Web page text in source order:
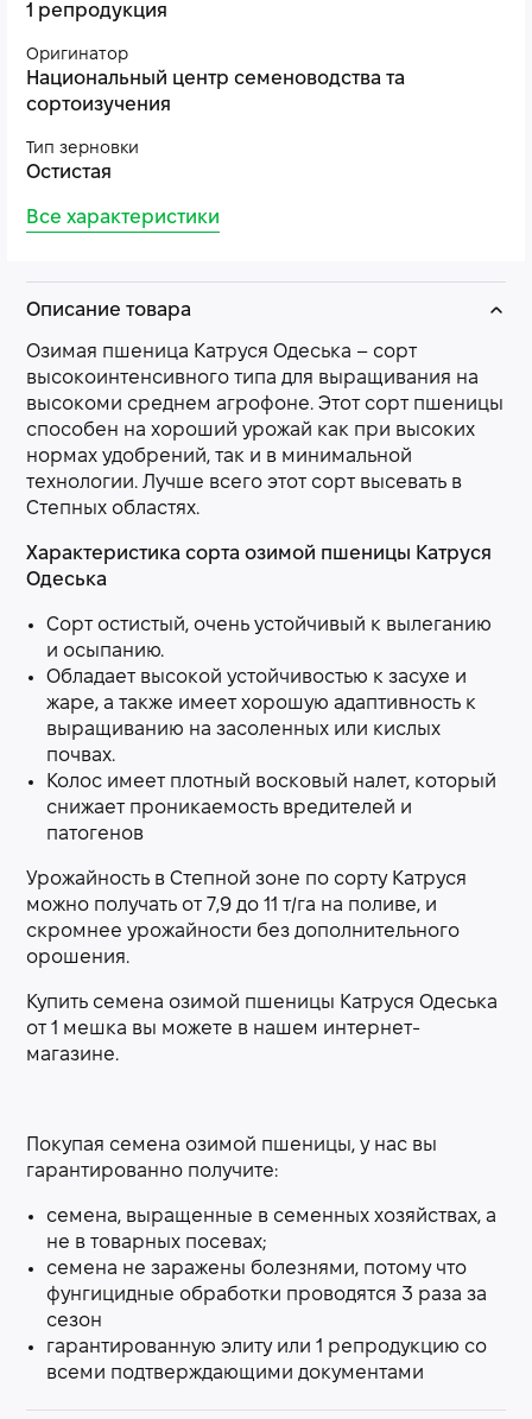
1 репродукция
Оригинатор
Национальный центр семеноводства та
сортоизучения
Тип зерновки
Остистая
Все характеристики
Описание товара
Озимая пшеница Катруся Одеська – сорт
высокоинтенсивного типа для выращивания на
высокоми среднем агрофоне. Этот сорт пшеницы
способен на хороший урожай как при высоких
нормах удобрений, так и в минимальной
технологии. Лучше всего этот сорт высевать в
Степных областях.
Характеристика сорта озимой пшеницы Катруся
Одеська
Сорт остистый, очень устойчивый к вылеганию
и осыпанию.
Обладает высокой устойчивостью к засухе и
жаре, а также имеет хорошую адаптивность к
выращиванию на засоленных или кислых
почвах.
Колос имеет плотный восковый налет, который
снижает проникаемость вредителей и
патогенов
Урожайность в Степной зоне по сорту Катруся
можно получать от 7,9 до 11 т/га на поливе, и
скромнее урожайности без дополнительного
орошения.
Купить семена озимой пшеницы Катруся Одеська
от 1 мешка вы можете в нашем интернет-
магазине.
Покупая семена озимой пшеницы, у нас вы
гарантированно получите:
семена, выращенные в семенных хозяйствах, а
не в товарных посевах;
семена не заражены болезнями, потому что
фунгицидные обработки проводятся 3 раза за
сезон
гарантированную элиту или 1 репродукцию со
всеми подтверждающими документами